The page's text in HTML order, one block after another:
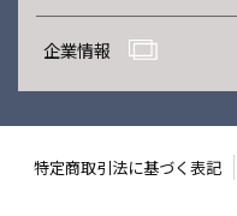
企業情報
特定商取引法に基づく表記